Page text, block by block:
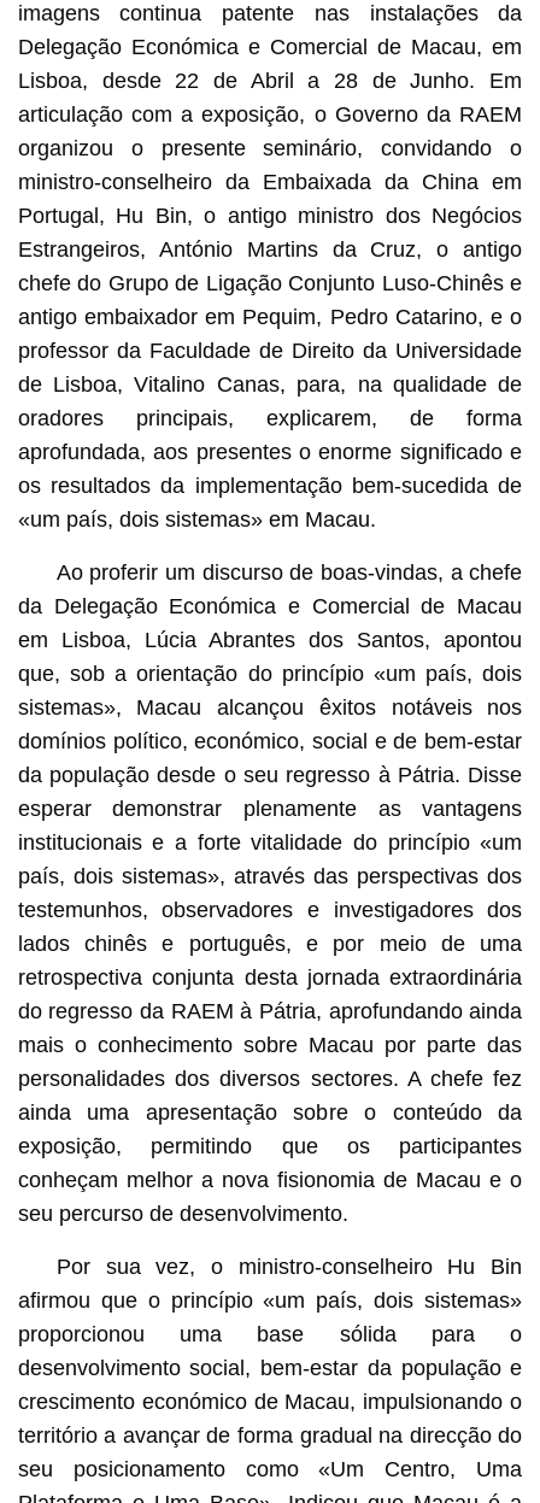
imagens continua patente nas instalações da
Delegação Económica e Comercial de Macau, em
Lisboa, desde 22 de Abril a 28 de Junho. Em
articulação com a exposição, o Governo da RAEM
organizou o presente seminário, convidando o
ministro-conselheiro da Embaixada da China em
Portugal, Hu Bin, o antigo ministro dos Negócios
Estrangeiros, António Martins da Cruz, o antigo
chefe do Grupo de Ligação Conjunto Luso-Chinês e
antigo embaixador em Pequim, Pedro Catarino, e o
professor da Faculdade de Direito da Universidade
de Lisboa, Vitalino Canas, para, na qualidade de
oradores principais, explicarem, de forma
aprofundada, aos presentes o enorme significado e
os resultados da implementação bem-sucedida de
«um país, dois sistemas» em Macau.
Ao proferir um discurso de boas-vindas, a chefe
da Delegação Económica e Comercial de Macau
em Lisboa, Lúcia Abrantes dos Santos, apontou
que, sob a orientação do princípio «um país, dois
sistemas», Macau alcançou êxitos notáveis nos
domínios político, económico, social e de bem-estar
da população desde o seu regresso à Pátria. Disse
esperar demonstrar plenamente as vantagens
institucionais e a forte vitalidade do princípio «um
país, dois sistemas», através das perspectivas dos
testemunhos, observadores e investigadores dos
lados chinês e português, e por meio de uma
retrospectiva conjunta desta jornada extraordinária
do regresso da RAEM à Pátria, aprofundando ainda
mais o conhecimento sobre Macau por parte das
personalidades dos diversos sectores. A chefe fez
ainda uma apresentação sobre o conteúdo da
exposição, permitindo que os participantes
conheçam melhor a nova fisionomia de Macau e o
seu percurso de desenvolvimento.
Por sua vez, o ministro-conselheiro Hu Bin
afirmou que o princípio «um país, dois sistemas»
proporcionou uma base sólida para o
desenvolvimento social, bem-estar da população e
crescimento económico de Macau, impulsionando o
território a avançar de forma gradual na direcção do
seu posicionamento como «Um Centro, Uma